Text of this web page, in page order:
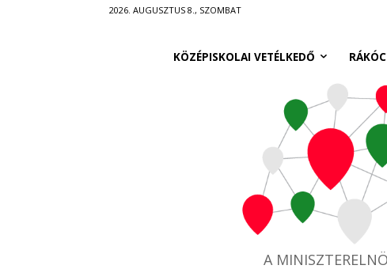
2026. AUGUSZTUS 8., SZOMBAT
KÖZÉPISKOLAI VETÉLKEDŐ
A